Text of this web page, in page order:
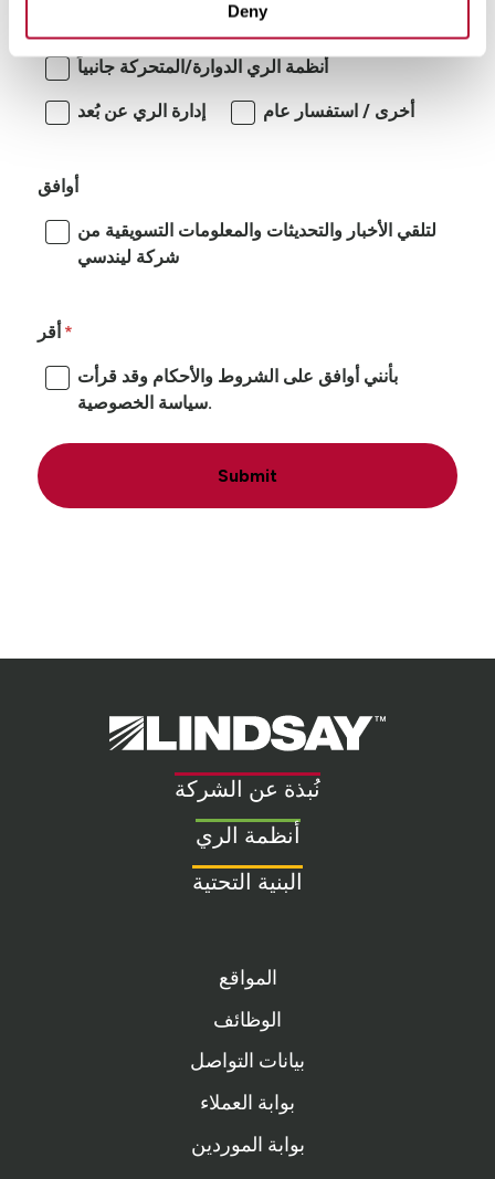
Deny
أنظمة الري الدوارة/المتحركة جانبياً
إدارة الري عن بُعد أخرى / استفسار عام
أوافق
لتلقي الأخبار والتحديثات والمعلومات التسويقية من
شركة ليندسي
أقر
بأنني أوافق على الشروط والأحكام وقد قرأت
سياسة الخصوصية.
Submit
Lindsay.
Link
homepage
نُبذة عن الشركة
أنظمة الري
البنية التحتية
المواقع
الوظائف
بيانات التواصل
بوابة العملاء
بوابة الموردين